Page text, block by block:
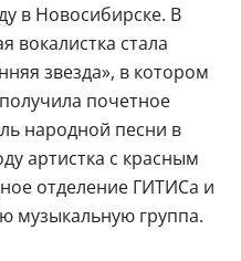
в Новосибирске. В
вокалистка стала
звезда», в котором
почетное
народной песни в
артистка с красным
отделение ГИТИСа и
музыкальную группа.